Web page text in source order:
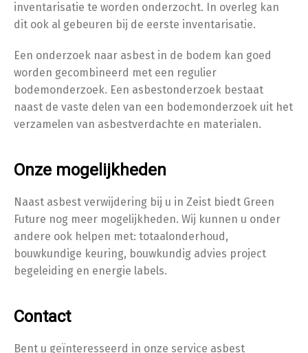
inventarisatie te worden onderzocht. In overleg kan
dit ook al gebeuren bij de eerste inventarisatie.
Een onderzoek naar asbest in de bodem kan goed
worden gecombineerd met een regulier
bodemonderzoek. Een asbestonderzoek bestaat
naast de vaste delen van een bodemonderzoek uit het
verzamelen van asbestverdachte en materialen.
Onze mogelijkheden
Naast asbest verwijdering bij u in Zeist biedt Green
Future nog meer mogelijkheden. Wij kunnen u onder
andere ook helpen met: totaalonderhoud,
bouwkundige keuring, bouwkundig advies project
begeleiding en energie labels.
Contact
Bent u geïnteresseerd in onze service asbest